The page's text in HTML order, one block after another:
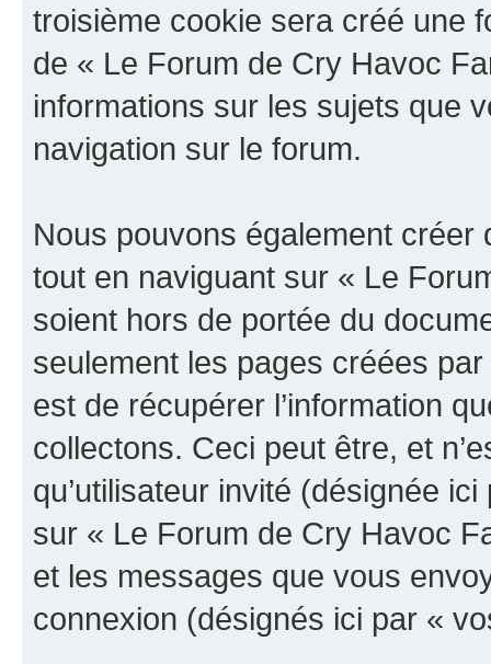
troisième cookie sera créé une
de « Le Forum de Cry Havoc
informations sur les sujets que
navigation sur le forum.
Nous pouvons également
tout en naviguant sur « Le
soient hors de portée du
seulement les pages créées
est de récupérer l’information
collectons. Ceci peut être, et
qu’utilisateur invité (désignée
sur « Le Forum de Cry Havoc
et les messages que vous
connexion (désignés ici par «